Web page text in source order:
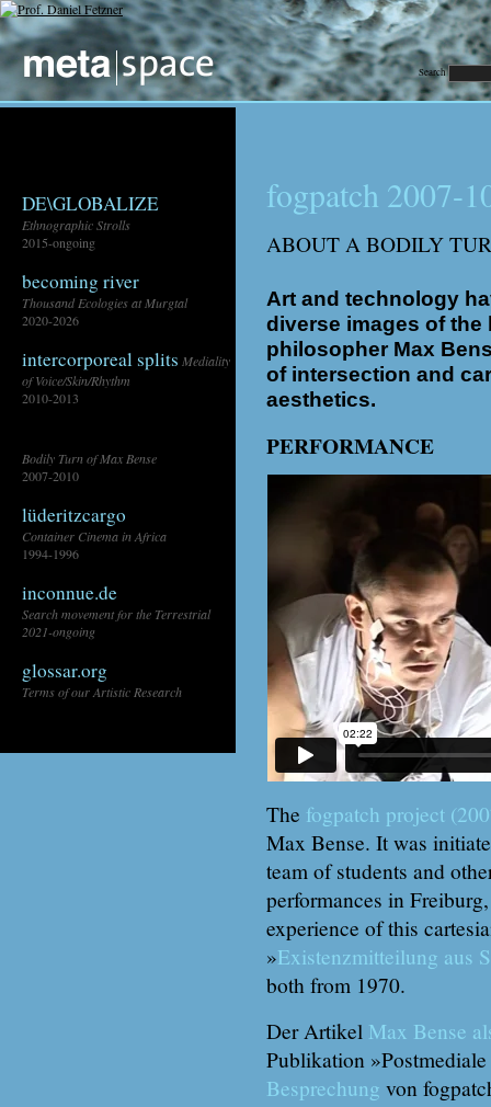
Search
DE\GLOBALIZE
Ethnographic Strolls
2015-ongoing
becoming river
Thousand Ecologies at Murgtal
2020-2026
intercorporeal splits Mediality
of Voice/Skin/Rhythm
2010-2013
Bodily Turn of Max Bense
2007-2010
lüderitzcargo
Container Cinema in Africa
1994-1996
inconnue.de
Search movement for the Terrestrial
2021-ongoing
glossar.org
Terms of our Artistic Research
fogpatch 2007-
ABOUT A BODILY
Art and technology
diverse images of the
philosopher Max
of intersection and
aesthetics.
PERFORMANCE
The fogpatch project
Max Bense. It was
team of students and
performances in
experience of this
»Existenzmitteilung aus
both from 1970.
Der Artikel Max Bense
Publikation
Besprechung von